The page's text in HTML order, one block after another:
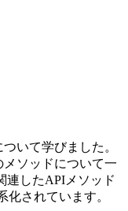
いて学びました。
ソッドについて一
連したAPIメソッド
化されています。